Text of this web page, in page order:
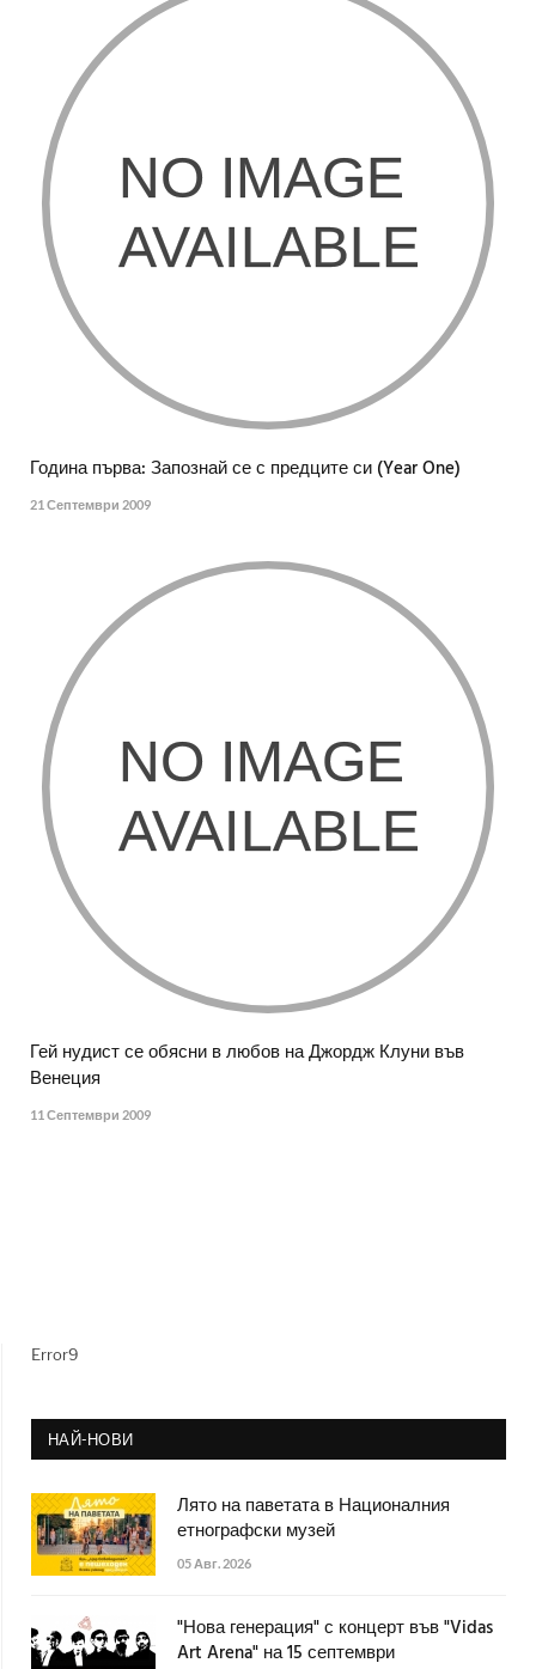
Година първа: Запознай се с предците си (Year One)
21 Септември 2009
Гей нудист се обясни в любов на Джордж Клуни във
Венеция
11 Септември 2009
Error9
НАЙ-НОВИ
Лято на паветата в Националния
етнографски музей
05 Авг. 2026
"Нова генерация" с концерт във "Vidas
Art Arena" на 15 септември